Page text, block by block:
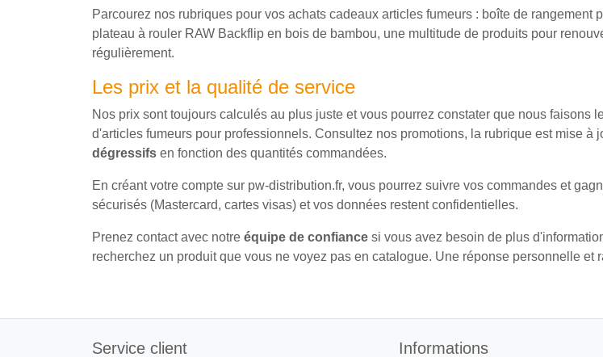
Parcourez nos rubriques pour vos achats cadeaux articles fumeurs : boîte de
plateau à rouler RAW Backflip en bois de bambou, une multitude de produits pour
régulièrement.
Les prix et la qualité de service
Nos prix sont toujours calculés au plus juste et vous pourrez constater que nous faisons
d'articles fumeurs pour professionnels. Consultez nos promotions, la rubrique est mise à
dégressifs en fonction des quantités commandées.
En créant votre compte sur pw-distribution.fr, vous pourrez suivre vos commandes et
sécurisés (Mastercard, cartes visas) et vos données restent confidentielles.
Prenez contact avec notre équipe de confiance si vous avez besoin de plus
recherchez un produit que vous ne voyez pas en catalogue. Une réponse personnelle et
Service client Informations